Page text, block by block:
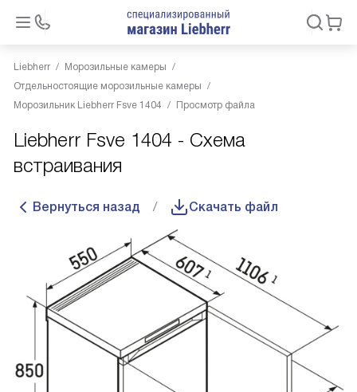
Liebherr
Морозильные камеры
Отдельностоящие морозильные камеры
Морозильник Liebherr Fsve 1404
Просмотр файла
Liebherr Fsve 1404 - Схема
встраивания
Вернуться назад Скачать файл